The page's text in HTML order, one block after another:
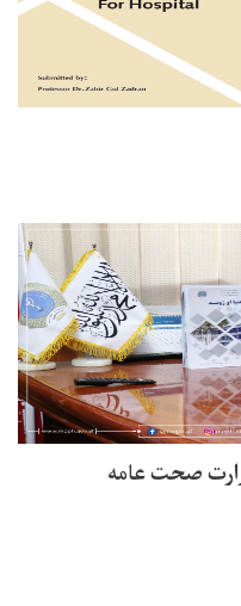
صحت عامه